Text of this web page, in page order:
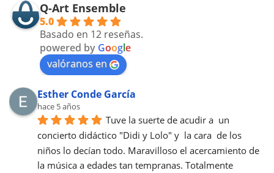
Q-Art Ensemble
5.0
Basado en 12 reseñas.
powered by Google
valóranos en
Esther Conde García
hace 5 años
Tuve la suerte de acudir a  un
concierto didáctico "Didi y Lolo" y  la cara  de los
niños lo decían todo. Maravilloso el acercamiento de
la música a edades tan tempranas. Totalmente